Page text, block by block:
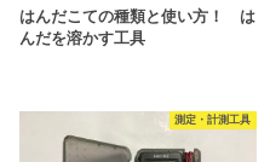
はんだこての種類と使い方！ は
んだを溶かす工具
測定・計測工具